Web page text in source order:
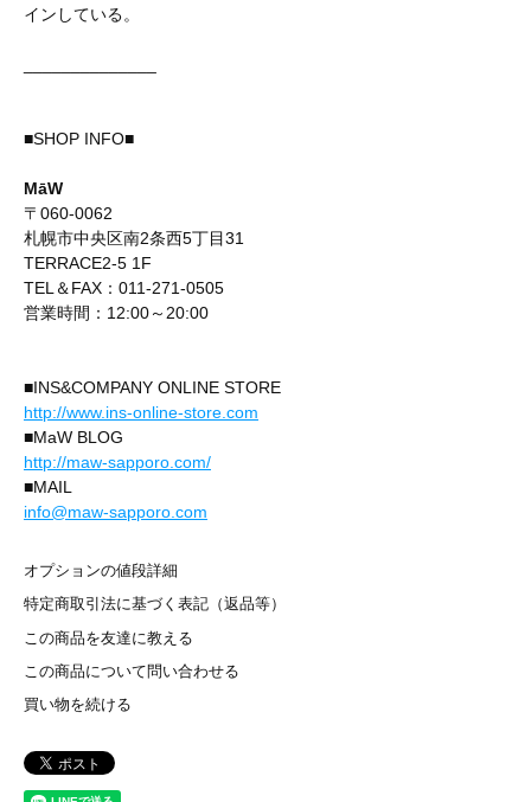
インしている。
■SHOP INFO■
MāW
〒060-0062
札幌市中央区南2条西5丁目31
TERRACE2-5 1F
TEL＆FAX：011-271-0505
営業時間：12:00～20:00
■INS&COMPANY ONLINE STORE
http://www.ins-online-store.com
■MaW BLOG
http://maw-sapporo.com/
■MAIL
info@maw-sapporo.com
オプションの値段詳細
特定商取引法に基づく表記（返品等）
この商品を友達に教える
この商品について問い合わせる
買い物を続ける